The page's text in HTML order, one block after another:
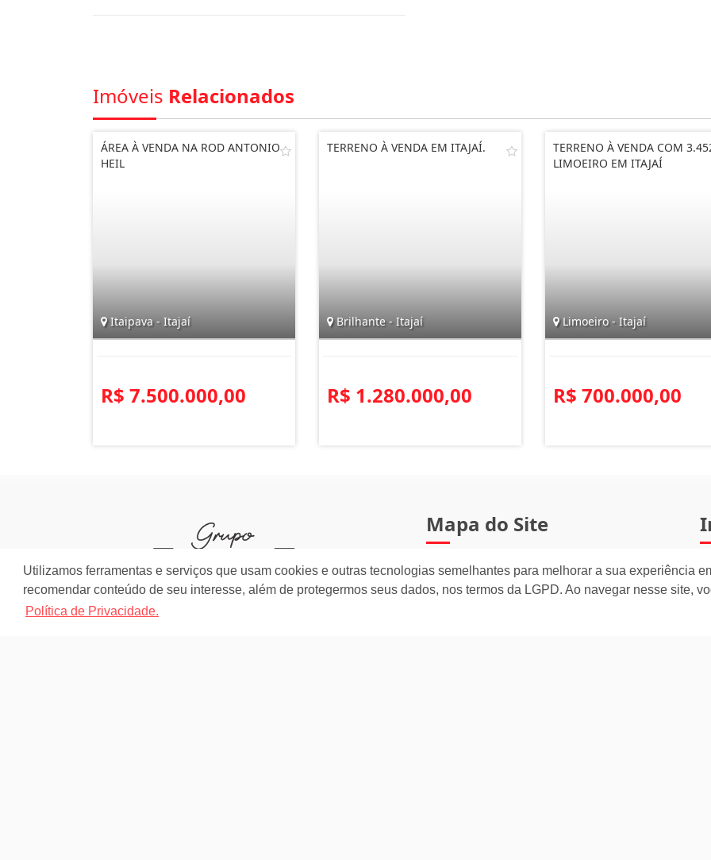
Utilizamos ferramentas e serviços que usam cookies e outras tecnologias semelhantes para melhorar a sua experiência
recomendar conteúdo de seu interesse, além de protegermos seus dados, nos termos da LGPD. Ao navegar nesse site,
Política de Privacidade.
Imóveis Relacionados
ÁREA À VENDA NA ROD ANTONIO
HEIL
Itaipava - Itajaí
R$ 7.500.000,00
TERRENO À VENDA EM ITAJAÍ.
Brilhante - Itajaí
R$ 1.280.000,00
TERRENO À VENDA COM
LIMOEIRO EM ITAJAÍ
Limoeiro - Itajaí
R$ 700.000,00
Mapa do Site
INÍCIO
QUEM SOMOS